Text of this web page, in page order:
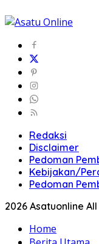
Redaksi
Disclaimer
Pedoman
Kebijakan/
Pedoman
2026 Asatuonline
Home